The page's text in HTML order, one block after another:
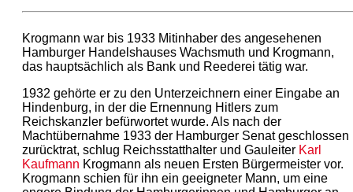
Krogmann war bis 1933 Mitinhaber des angesehenen
Hamburger Handelshauses Wachsmuth und Krogmann,
das hauptsächlich als Bank und Reederei tätig war.
1932 gehörte er zu den Unterzeichnern einer Eingabe an
Hindenburg, in der die Ernennung Hitlers zum
Reichskanzler befürwortet wurde. Als nach der
Machtübernahme 1933 der Hamburger Senat geschlossen
zurücktrat, schlug Reichsstatthalter und Gauleiter Karl
Kaufmann Krogmann als neuen Ersten Bürgermeister vor.
Krogmann schien für ihn ein geeigneter Mann, um eine